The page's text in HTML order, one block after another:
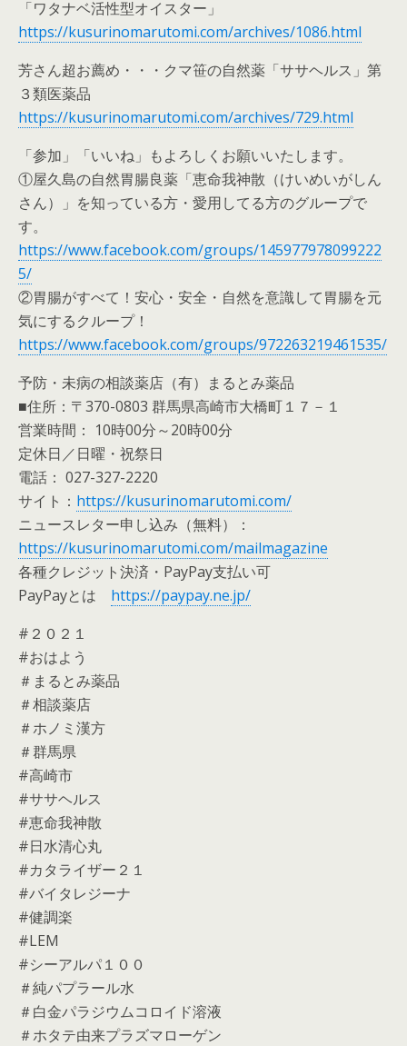
「ワタナベ活性型オイスター」
https://kusurinomarutomi.com/archives/1086.html
芳さん超お薦め・・・クマ笹の自然薬「ササヘルス」第
３類医薬品
https://kusurinomarutomi.com/archives/729.html
「参加」「いいね」もよろしくお願いいたします。
①屋久島の自然胃腸良薬「恵命我神散（けいめいがしん
さん）」を知っている方・愛用してる方のグループで
す。
https://www.facebook.com/groups/145977978099222
5/
②胃腸がすべて！安心・安全・自然を意識して胃腸を元
気にするクループ！
https://www.facebook.com/groups/972263219461535/
予防・未病の相談薬店（有）まるとみ薬品
■住所：〒370-0803 群馬県高崎市大橋町１７－１
営業時間： 10時00分～20時00分
定休日／日曜・祝祭日
電話： 027-327-2220
サイト： https://kusurinomarutomi.com/
ニュースレター申し込み（無料）：
https://kusurinomarutomi.com/mailmagazine
各種クレジット決済・PayPay支払い可
PayPayとは https://paypay.ne.jp/
#２０２１
#おはよう
＃まるとみ薬品
＃相談薬店
＃ホノミ漢方
＃群馬県
#高崎市
#ササヘルス
#恵命我神散
#日水清心丸
#カタライザー２１
#バイタレジーナ
#健調楽
#LEM
#シーアルパ１００
＃純パプラール水
＃白金パラジウムコロイド溶液
＃ホタテ由来プラズマローゲン